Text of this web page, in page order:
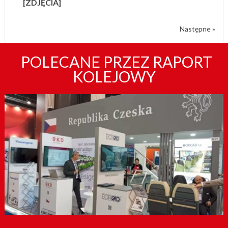
[ZDJĘCIA]
Następne »
POLECANE PRZEZ RAPORT
KOLEJOWY